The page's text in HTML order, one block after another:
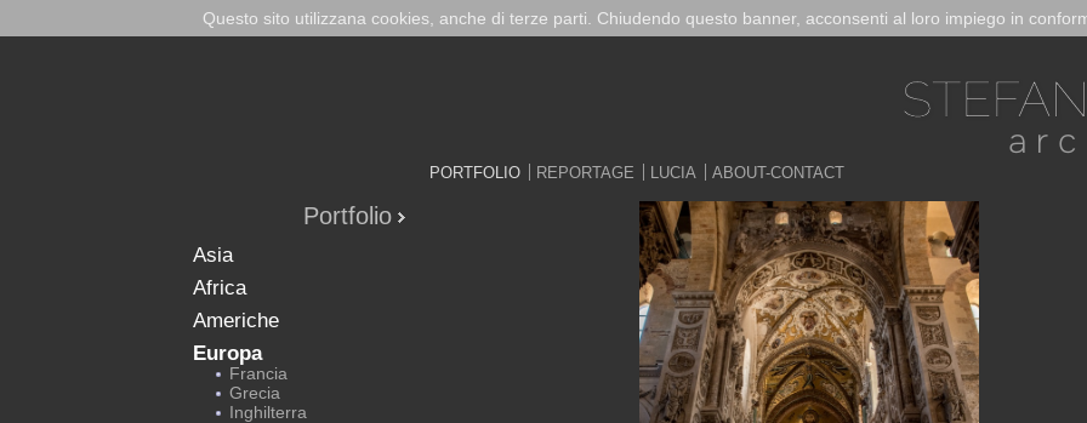
Questo sito utilizzana cookies, anche di terze parti. Chiudendo questo banner, acconsenti al loro impiego in
PORTFOLIO REPORTAGE LUCIA ABOUT-CONTACT
Portfolio
Asia
Africa
Americhe
Europa
Francia
Grecia
Inghilterra